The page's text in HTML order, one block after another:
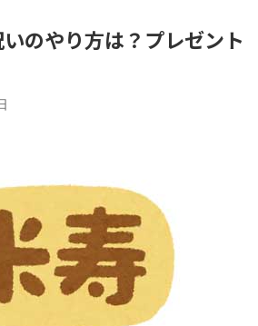
のやり方は？プレゼント